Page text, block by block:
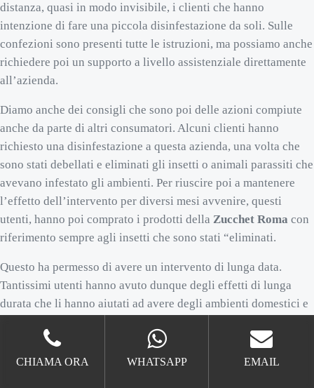
distanza, quasi in modo invisibile, i clienti che hanno
intenzione di fare una piccola disinfestazione da soli. Sulle
confezioni sono presenti tutte le istruzioni, ma possiamo anche
richiedere poi un supporto a livello assistenziale direttamente
all’azienda.
Diamo anche dei consigli che sono poi delle azioni compiute
anche da parte di altri consumatori. Alcuni clienti hanno
richiesto una disinfestazione a questa azienda, una volta che
sono stati debellati e eliminati gli insetti o animali parassiti che
avevano infestato gli ambienti. Per riuscire poi a mantenere
l’effetto dell’intervento per diversi mesi avvenire, questi
utenti, hanno poi comprato i prodotti dellaZucchet Roma con
riferimento sempre agli insetti che sono stati “eliminati.
Questo ha permesso di avere un intervento di lunga data.
Tantissimi utenti hanno avuto dunque degli effetti di lunga
durata che li hanno aiutati ad avere degli ambienti domestici e
infestazione.
CHIAMA ORA WHATSAPP EMAIL